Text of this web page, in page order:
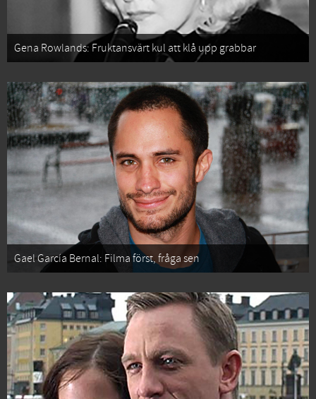
Gena Rowlands: Fruktansvärt kul att klå upp grabbar
Gael García Bernal: Filma först, fråga sen